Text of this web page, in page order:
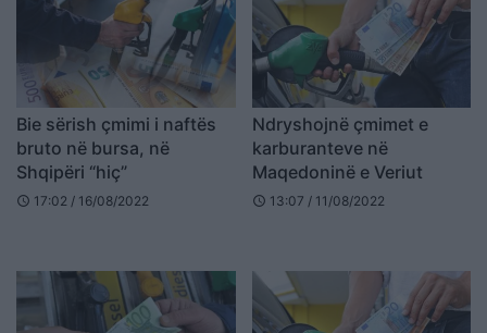
Bie sërish çmimi i naftës
bruto në bursa, në
Shqipëri “hiç”
schedule 17:02 / 16/08/2022
Ndryshojnë çmimet e
karburanteve në
Maqedoninë e Veriut
schedule 13:07 / 11/08/2022